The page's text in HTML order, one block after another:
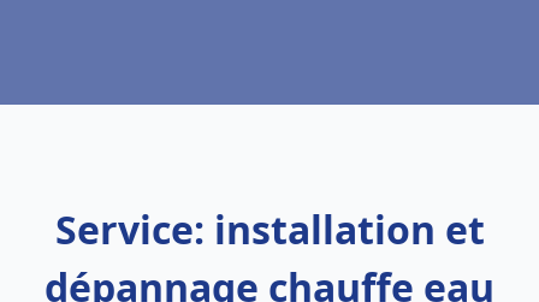
Service: installation et
dépannage chauffe eau